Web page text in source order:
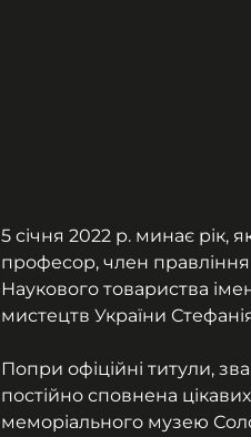
5 січня 2022 р. минає рік,
професор, член правління
Наукового товариства
мистецтв України
Попри офіційні титули,
постійно сповнена
меморіального музею